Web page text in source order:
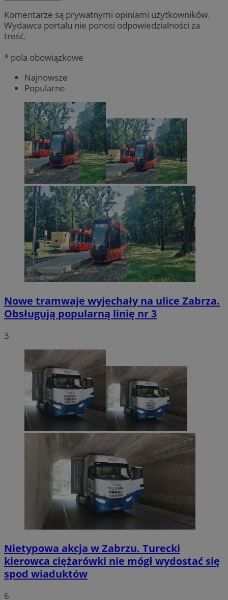
Komentarze są prywatnymi opiniami użytkowników.
Wydawca portalu nie ponosi odpowiedzialności za
treść.
* pola obowiązkowe
Najnowsze
Popularne
Nowe tramwaje wyjechały na ulice Zabrza.
Obsługują popularną linię nr 3
3
Nietypowa akcja w Zabrzu. Turecki
kierowca ciężarówki nie mógł wydostać się
spod wiaduktów
6